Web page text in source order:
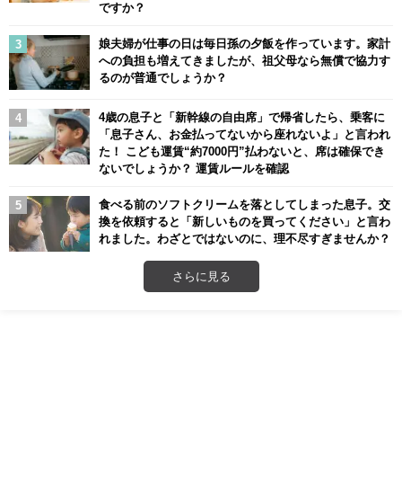
ですか？
娘夫婦が仕事の日は毎日孫の夕飯を作っています。家計
への負担も増えてきましたが、祖父母なら無償で協力す
るのが普通でしょうか？
4歳の息子と「新幹線の自由席」で帰省したら、乗客に
「息子さん、お金払ってないから座れないよ」と言われ
た！ こども運賃“約7000円”払わないと、席は確保でき
ないでしょうか？ 運賃ルールを確認
食べる前のソフトクリームを落としてしまった息子。交
換を依頼すると「新しいものを買ってください」と言わ
れました。わざとではないのに、理不尽すぎませんか？
さらに見る